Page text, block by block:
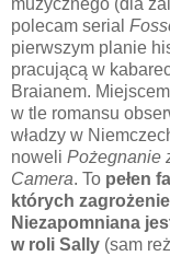
muzycznego (dla
polecam serial
pierwszym planie
pracującą w
Braianem.
w tle romansu
władzy w
noweli Pożegnanie
Camera. To pełen
których
Niezapomniana
w roli Sally (sam